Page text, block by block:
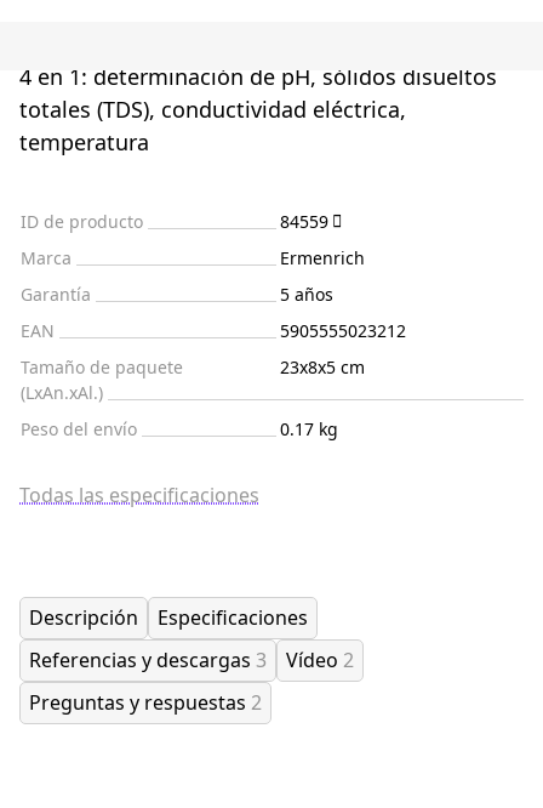
4 en 1: determinación de pH, sólidos disueltos
totales (TDS), conductividad eléctrica,
temperatura
ID de producto
84559
Marca
Ermenrich
Garantía
5 años
EAN
5905555023212
Tamaño de paquete
(LxAn.xAl.)
23x8x5 cm
Peso del envío 0.17 kg
Todas las especificaciones
Descripción
Especificaciones
Referencias y descargas 3 Vídeo 2
Preguntas y respuestas 2